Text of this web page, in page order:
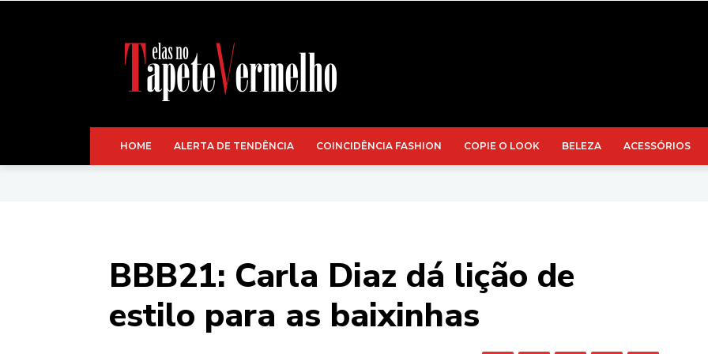
HOME ALERTA DE TENDÊNCIA COINCIDÊNCIA FASHION COPIE O LOOK BELEZA ACESSÓRIOS
BBB21: Carla Diaz dá lição de
estilo para as baixinhas